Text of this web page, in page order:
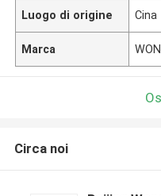
Luogo di origine Cina
Marca
Circa noi